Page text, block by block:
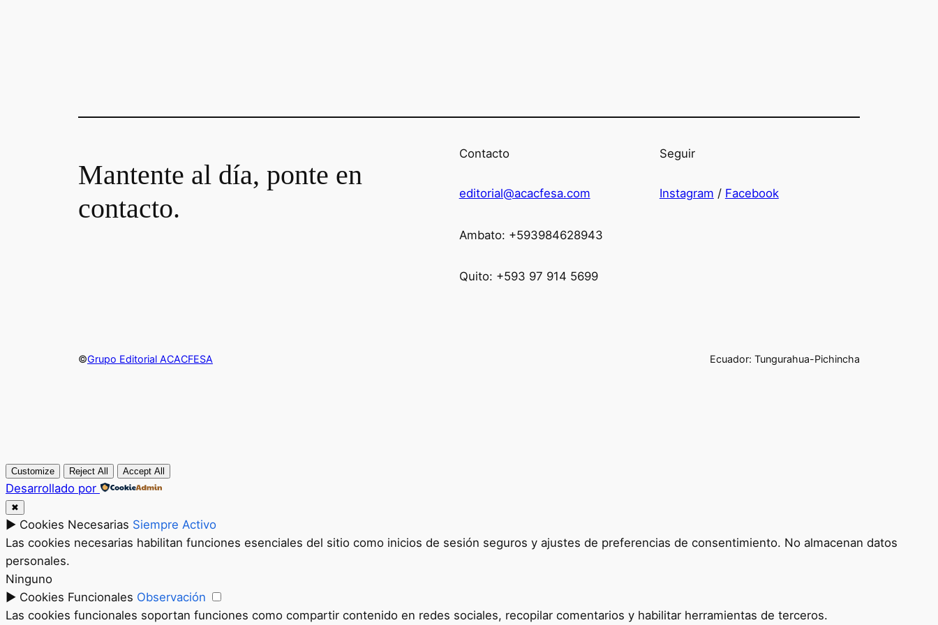
Mantente al día, ponte en
contacto.
Contacto
editorial@acacfesa.com
Ambato: +593984628943
Quito: +593 97 914 5699
Seguir
Instagram / Facebook
©Grupo Editorial ACACFESA Ecuador: Tungurahua-Pichincha
Customize Reject All Accept All
Desarrollado por
✖
► Cookies Necesarias Siempre Activo
Las cookies necesarias habilitan funciones esenciales del sitio como inicios de sesión seguros y ajustes de preferencias de consentimiento. No almacenan datos
personales.
Ninguno
► Cookies Funcionales Observación
Las cookies funcionales soportan funciones como compartir contenido en redes sociales, recopilar comentarios y habilitar herramientas de terceros.